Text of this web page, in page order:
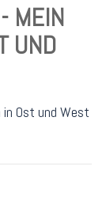
MEIN
UND